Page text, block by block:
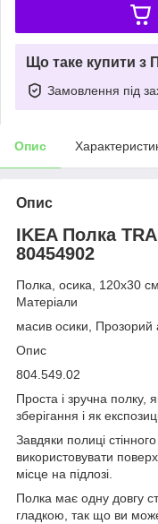
Що таке купити з
Замовлення під
Опис
Опис
IKEA Полка
80454902
Полка, осика, 120x30 см
Матеріали
масив осики, Прозорий
Опис
804.549.02
Проста і зручна полку,
зберігання і як
Завдяки полиці
використовувати
місце на підлозі.
Полка має одну довгу
гладкою, так що ви